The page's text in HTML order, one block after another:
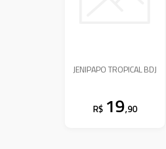
JENIPAPO TROPICAL BDJ
R$ 19,90